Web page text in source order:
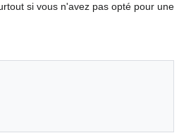
si vous n'avez pas opté pour une